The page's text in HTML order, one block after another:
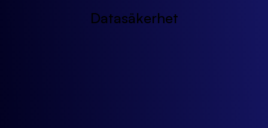
Datasäkerhet